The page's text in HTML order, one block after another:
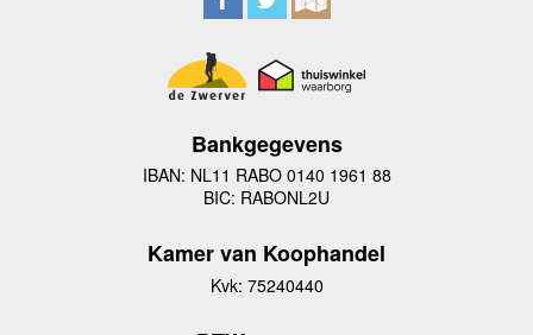
Bankgegevens
IBAN: NL11 RABO 0140 1961 88
BIC: RABONL2U
Kamer van Koophandel
Kvk: 75240440